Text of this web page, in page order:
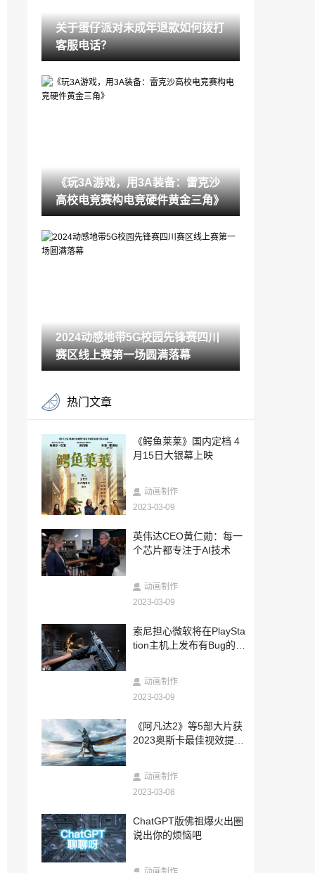
2025-01-24
春节到，福利至！《剑侠世界端游》携丰
厚好礼拜大年
5与伦比，非凡之选！耕升GeForce RTX
2024-12-19
迅雷网游加速器，让你的游戏不再卡顿！
香港东荟城名店仓舉辦「Marshville’s Wint
er」冬日活动
英雄集结时刻，2024年动感地带·5G校园
先锋赛内蒙古赛区正式启动！
2024-11-18
区总决赛邀你共赴电竞盛宴
TCL全球高校电子竞技联赛S3中国区总决
赛完美收官 热血传奇永不熄
2024-11-15
2024年动感地带5G校园先锋赛湖北赛区总
决赛即将盛大启幕
2024-11-12
动感地带 竞无止境！动感地带5G校园先锋
赛山东赛区海选赛完美收官
2024-11-07
“2024年动感地带·5G校园先锋赛” 广西赛
区线上海选赛圆满落幕
西南交大燃动秋色，动感地带5G校园先锋
赛海选赛激战正酣！
2024-10-30
荣耀PK，决战鹿城！动感地带5G校园先锋
赛海南赛区三亚赛区海选赛圆满落幕
承德中支助力“中国人寿财险杯”第二届河
北省“和美乡村”乒乓球比赛·承德站
2024-10-24
2024湖北移动动感地带5G校园先锋赛即将
2024-10-19
2024四川移动动感地带5G校园先锋赛燃情
启幕，报名通道火热开启
2024-10-18
关于蛋仔派对未成年退款如何拨打
客服电话？
《玩3A游戏，用3A装备：雷克沙
高校电竞赛构电竞硬件黄金三角》
2024动感地带5G校园先锋赛四川
赛区线上赛第一场圆满落幕‌
热门文章
《鳄鱼莱莱》国内定档 4
月15日大银幕上映
动画制作
2023-03-09
英伟达CEO黄仁勋：每一
个芯片都专注于AI技术
动画制作
2023-03-09
索尼担心微软将在PlaySta
tion主机上发布有Bug的C
动画制作
2023-03-09
《阿凡达2》等5部大片获
2023奥斯卡最佳视效提名
动画制作
2023-03-08
ChatGPT版佛祖爆火出圈
说出你的烦恼吧